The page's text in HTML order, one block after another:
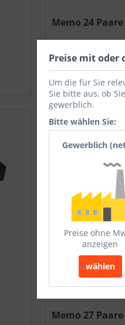
Memo 24
1,77 €
Vergleichen
Muster möglich
Memo 27
Preise mit oder
Um die für Sie
Sie bitte aus, ob
gewerblich.
Bitte wählen Sie:
Gewerblich
Preise ohne
anzeigen
wählen